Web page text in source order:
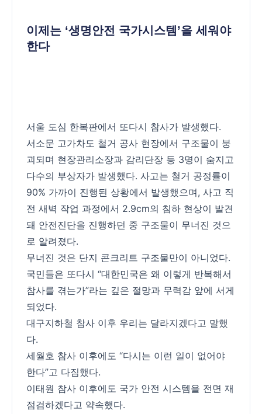
이제는 ‘생명안전 국가시스템’을 세워야
한다
서울 도심 한복판에서 또다시 참사가 발생했다.
서소문 고가차도 철거 공사 현장에서 구조물이 붕
괴되며 현장관리소장과 감리단장 등 3명이 숨지고
다수의 부상자가 발생했다. 사고는 철거 공정률이
90% 가까이 진행된 상황에서 발생했으며, 사고 직
전 새벽 작업 과정에서 2.9cm의 침하 현상이 발견
돼 안전진단을 진행하던 중 구조물이 무너진 것으
로 알려졌다.
무너진 것은 단지 콘크리트 구조물만이 아니었다.
국민들은 또다시 “대한민국은 왜 이렇게 반복해서
참사를 겪는가”라는 깊은 절망과 무력감 앞에 서게
되었다.
대구지하철 참사 이후 우리는 달라지겠다고 말했
다.
세월호 참사 이후에도 “다시는 이런 일이 없어야
한다”고 다짐했다.
이태원 참사 이후에도 국가 안전 시스템을 전면 재
점검하겠다고 약속했다.